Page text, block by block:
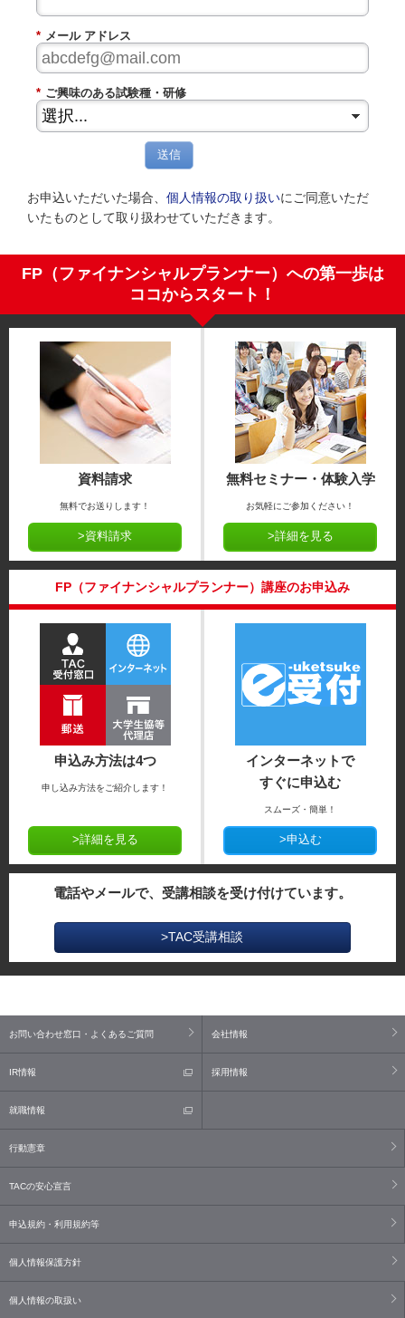
* メール アドレス
* ご興味のある試験種・研修
送信
お申込いただいた場合、 個人情報の取り扱いにご同意いただ
いたものとして取り扱わせていただきます。
FP（ファイナンシャルプランナー）への第一歩は
ココからスタート！
資料請求
無料でお送りします！
>資料請求
無料セミナー・体験入学
お気軽にご参加ください！
>詳細を見る
FP（ファイナンシャルプランナー）講座のお申込み
申込み方法は4つ
申し込み方法をご紹介します！
>詳細を見る
インターネットで
すぐに申込む
スムーズ・簡単！
>申込む
電話やメールで、受講相談を受け付けています。
>TAC受講相談
お問い合わせ窓口・よくあるご質問 会社情報
IR情報 採用情報
就職情報
行動憲章
TACの安心宣言
申込規約・利用規約等
個人情報保護方針
個人情報の取扱い